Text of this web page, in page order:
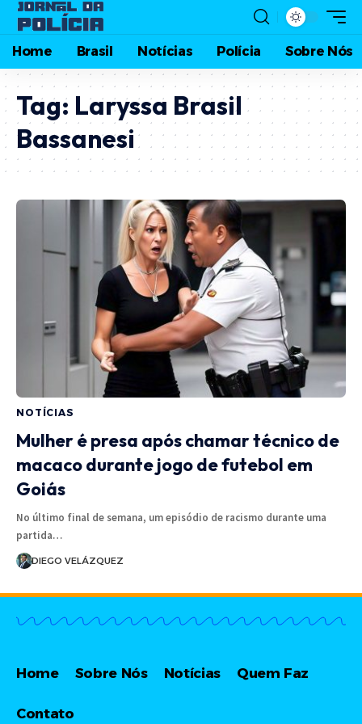
Home Brasil Notícias Polícia Sobre Nós
Tag: Laryssa Brasil
Bassanesi
NOTÍCIAS
Mulher é presa após chamar técnico de
macaco durante jogo de futebol em
Goiás
No último final de semana, um episódio de racismo durante uma
partida…
DIEGO VELÁZQUEZ
Home Sobre Nós Notícias Quem Faz
Contato